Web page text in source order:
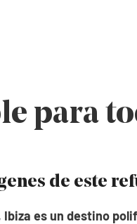
para
de este
Ibiza es un destino